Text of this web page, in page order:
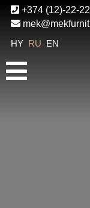
+374 (12)-22-
HY RU EN